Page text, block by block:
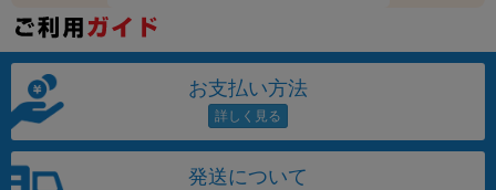
お支払い方法
発送について